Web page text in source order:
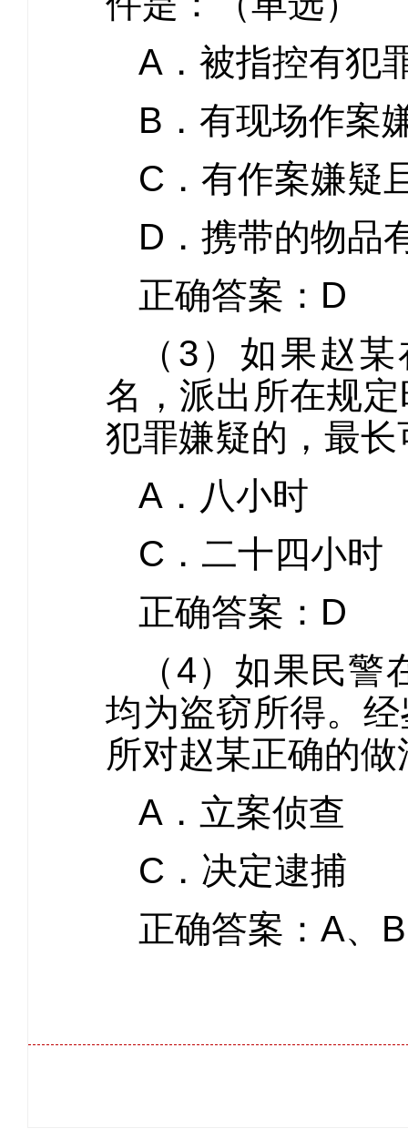
A．被指控有犯
B．有现场作案
C．有作案嫌疑
D．携带的物品
正确答案：D
（3）如果赵
名，派出所在规
犯罪嫌疑的，最
A．八
C．二十
正确答案：D
（4）如果民
均为盗窃所得。
所对赵某正确的
A．立案
C．决定
正确答案：A、B